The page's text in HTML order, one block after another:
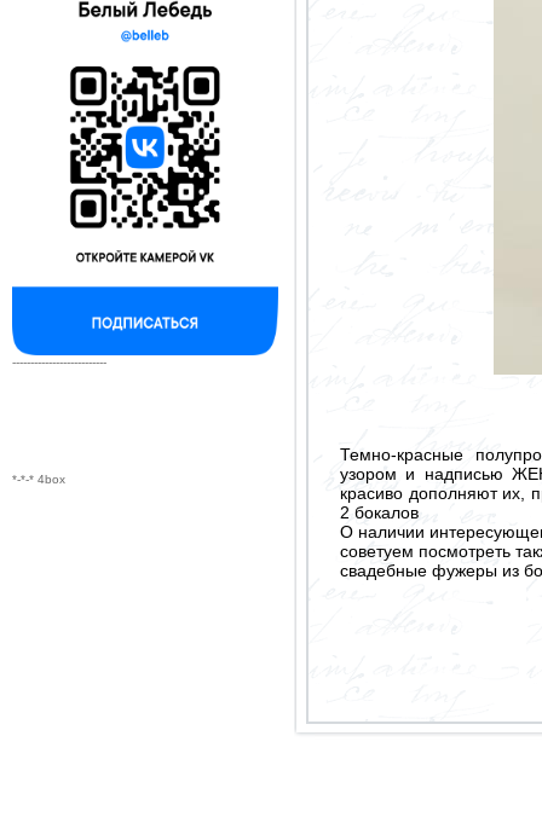
--------------------------
*-*-* 4box
Темно-красные
узором и надписью
красиво дополняют их,
2 бокалов
О наличии
советуем посмотреть
свадебные фужеры из